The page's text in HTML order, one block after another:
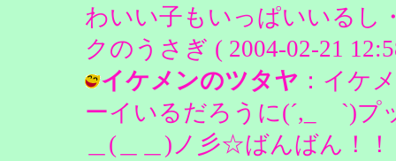
わいい子もいっぱいいるし
クのうさぎ ( 2004-02-21
イケメンのツタヤ ：イケ
ーイいるだろうに(´,_ゝ`)
＿(＿＿)ノ彡☆ばんばん